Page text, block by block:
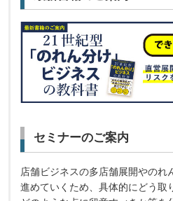
セミナーのご案内
店舗ビジネスの多店舗展開やのれ
進めていくため、具体的にどう取